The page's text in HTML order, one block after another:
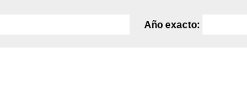
Año exacto: